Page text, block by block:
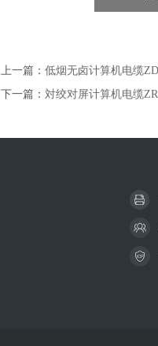
上一篇： 低烟无卤计算机电缆
下一篇： 対绞对屏计算机电缆